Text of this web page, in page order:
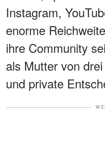
Instagram,
enorme
ihre Community
als Mutter von
und private